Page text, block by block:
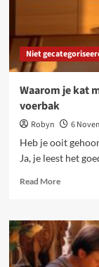
Niet
Waarom je kat
voerbak
Robyn
6
Heb je ooit
Ja, je leest het
Read MoreRead
Waarom
je
kat
meer